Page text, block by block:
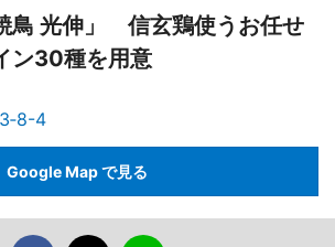
鳥 光伸」 信玄鶏使うお任せ
ン30種を用意
4
Google Map で見る